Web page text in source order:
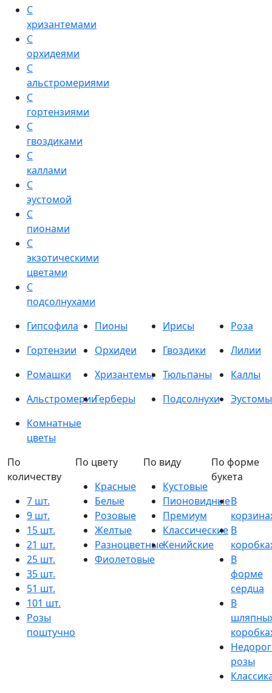
С
хризантемами
С
орхидеями
С
альстромериями
С
гортензиями
С
гвоздиками
С
каллами
С
эустомой
С
пионами
С
экзотическими
цветами
С
подсолнухами
Гипсофила
Пионы Ирисы
Роза
Гортензии
Орхидеи Гвоздики
Лилии
Ромашки
Хризантемы Тюльпаны
Каллы
АльстромерииГерберы Подсолнухи
Эустомы
Комнатные
цветы
По
количеству
7 шт.
9 шт.
15 шт.
21 шт.
25 шт.
35 шт.
51 шт.
101 шт.
Розы
поштучно
По цвету
Красные
Белые
Розовые
Желтые
Разноцветные
Фиолетовые
По виду
Кустовые
Пионовидные
Премиум
Классические
Кенийские
По форме
букета
В
В
В
форме
сердца
В
розы